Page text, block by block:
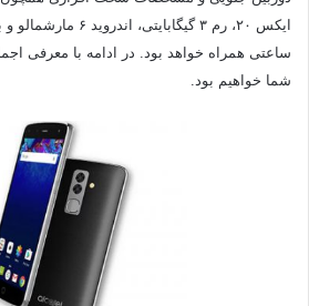
ساعتی همراه خواهد بود. در ادامه با معرفی
شما خواهیم بود.